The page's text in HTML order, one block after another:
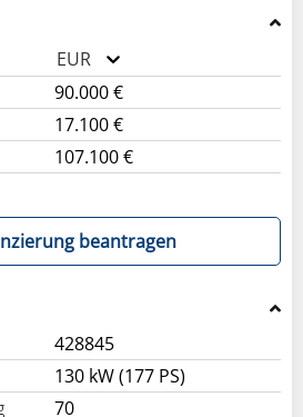
EUR
90.000 €
17.100 €
107.100 €
beantragen
428845
130 kW (177 PS)
70